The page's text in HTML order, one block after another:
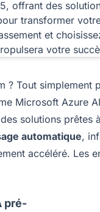
? Tout simplement
Microsoft Azure
solutions prêtes
automatique,
accéléré. Les
pré-